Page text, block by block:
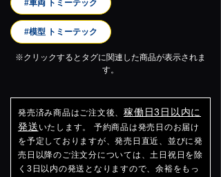
#車両 トミーテック
#模型 トミーテック
※クリックするとタグに関連した商品が表示されま
す。
発売済み商品はご注文後、 稼働日3日以内に
発送 いたします。 予約商品は発売日のお届け
を予定しておりますが、発売日直近、並びに発
売日以降のご注文分については、土日祝日を除
く3日以内の発送となりますので、余裕をもっ